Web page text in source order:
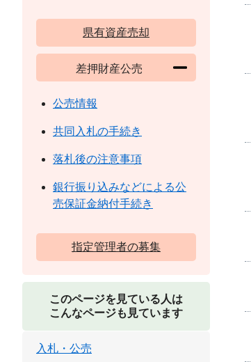
県有資産売却
差押財産公売
公売情報
共同入札の手続き
落札後の注意事項
銀行振り込みなどによる公
売保証金納付手続き
指定管理者の募集
このページを見ている人は
こんなページも見ています
入札・公売